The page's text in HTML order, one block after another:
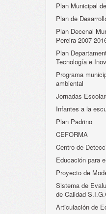
Plan Municipal
Plan de
Plan Decenal
Pereira 2007-
Plan
Tecnología e
Programa
ambiental
Jornadas
Infantes a la
Plan Padrino
CEFORMA
Centro de
Educación para
Proyecto de
Sistema de
de Calidad
Articulación de